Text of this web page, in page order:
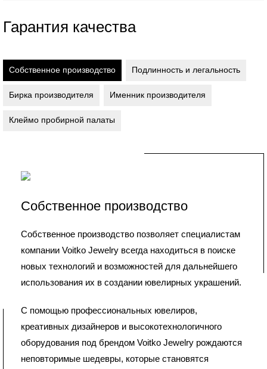
Гарантия качества
Собственное производство Подлинность и легальность
Бирка производителя Именник производителя
Клеймо пробирной палаты
Собственное производство
Собственное производство позволяет специалистам
компании Voitko Jewelry всегда находиться в поиске
новых технологий и возможностей для дальнейшего
использования их в создании ювелирных украшений.
С помощью профессиональных ювелиров,
креативных дизайнеров и высокотехнологичного
оборудования под брендом Voitko Jewelry рождаются
неповторимые шедевры, которые становятся